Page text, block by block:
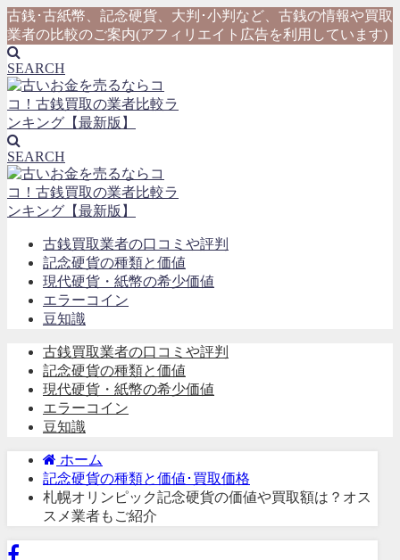
古銭･古紙幣、記念硬貨、大判･小判など、古銭の情報や買取
業者の比較のご案内(アフィリエイト広告を利用しています)
SEARCH
SEARCH
古銭買取業者の口コミや評判
記念硬貨の種類と価値
現代硬貨・紙幣の希少価値
エラーコイン
豆知識
古銭買取業者の口コミや評判
記念硬貨の種類と価値
現代硬貨・紙幣の希少価値
エラーコイン
豆知識
ホーム
記念硬貨の種類と価値･買取価格
札幌オリンピック記念硬貨の価値や買取額は？オス
スメ業者もご紹介